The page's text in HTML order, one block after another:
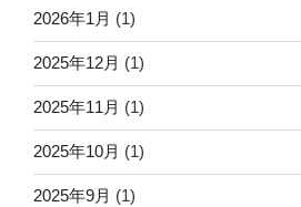
2026年1月 (1)
2025年12月 (1)
2025年11月 (1)
2025年10月 (1)
2025年9月 (1)